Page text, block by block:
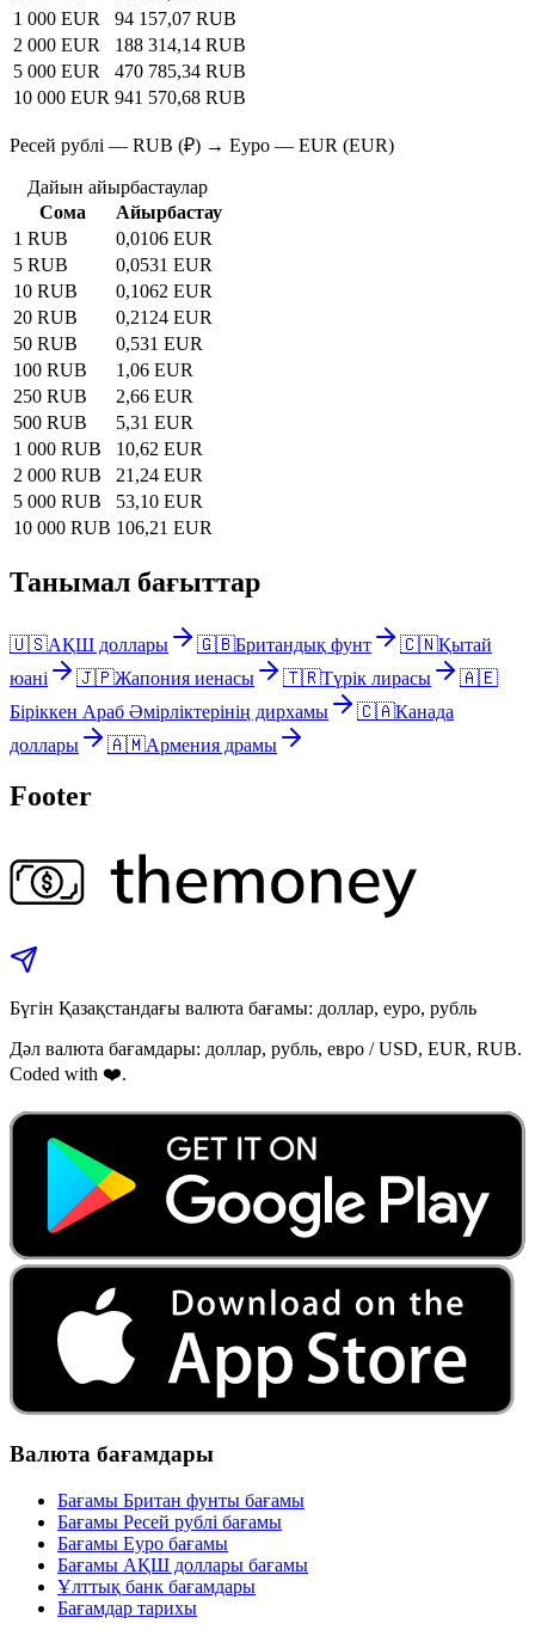
1 000 EUR
94 157,07 RUB
2 000 EUR
188 314,14 RUB
5 000 EUR
470 785,34 RUB
10 000 EUR 941 570,68 RUB
Ресей рублі — RUB (₽) → Еуро — EUR (EUR)
Дайын айырбастаулар
Сома
Айырбастау
1 RUB
0,0106 EUR
5 RUB
0,0531 EUR
10 RUB
0,1062 EUR
20 RUB
0,2124 EUR
50 RUB
0,531 EUR
100 RUB
1,06 EUR
250 RUB
2,66 EUR
500 RUB
5,31 EUR
1 000 RUB
10,62 EUR
2 000 RUB
21,24 EUR
5 000 RUB
53,10 EUR
10 000 RUB 106,21 EUR
Танымал бағыттар
🇺🇸АҚШ доллары 🇬🇧Британдық фунт 🇨🇳Қытай
юані
🇯🇵Жапония иенасы 🇹🇷Түрік лирасы
🇦🇪
Біріккен Араб Әмірліктерінің дирхамы
🇨🇦Канада
доллары
🇦🇲Армения драмы
Footer
Бүгін Қазақстандағы валюта бағамы: доллар, еуро, рубль
Дәл валюта бағамдары: доллар, рубль, евро / USD, EUR, RUB.
Coded with ❤️.
Валюта бағамдары
Бағамы Британ фунты бағамы
Бағамы Ресей рублі бағамы
Бағамы Еуро бағамы
Бағамы АҚШ доллары бағамы
Ұлттық банк бағамдары
Бағамдар тарихы